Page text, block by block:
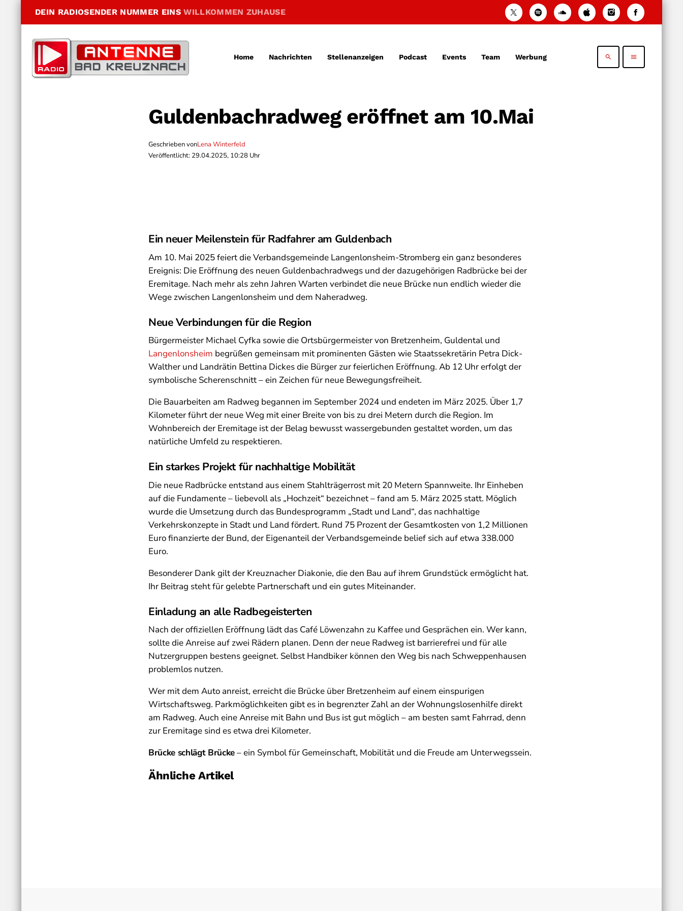
DEIN RADIOSENDER NUMMER EINSWILLKOMMEN ZUHAUSE
Home Nachrichten Stellenanzeigen Podcast Events Team Werbung search menu
Guldenbachradweg eröffnet am 10.Mai
Geschrieben vonLena Winterfeld
Veröffentlicht: 29.04.2025, 10:28 Uhr
Ein neuer Meilenstein für Radfahrer am Guldenbach
Am 10. Mai 2025 feiert die Verbandsgemeinde Langenlonsheim-Stromberg ein ganz besonderes
Ereignis: Die Eröffnung des neuen Guldenbachradwegs und der dazugehörigen Radbrücke bei der
Eremitage. Nach mehr als zehn Jahren Warten verbindet die neue Brücke nun endlich wieder die
Wege zwischen Langenlonsheim und dem Naheradweg.
Neue Verbindungen für die Region
Bürgermeister Michael Cyfka sowie die Ortsbürgermeister von Bretzenheim, Guldental und
Langenlonsheim begrüßen gemeinsam mit prominenten Gästen wie Staatssekretärin Petra Dick-
Walther und Landrätin Bettina Dickes die Bürger zur feierlichen Eröffnung. Ab 12 Uhr erfolgt der
symbolische Scherenschnitt – ein Zeichen für neue Bewegungsfreiheit.
Die Bauarbeiten am Radweg begannen im September 2024 und endeten im März 2025. Über 1,7
Kilometer führt der neue Weg mit einer Breite von bis zu drei Metern durch die Region. Im
Wohnbereich der Eremitage ist der Belag bewusst wassergebunden gestaltet worden, um das
natürliche Umfeld zu respektieren.
Ein starkes Projekt für nachhaltige Mobilität
Die neue Radbrücke entstand aus einem Stahlträgerrost mit 20 Metern Spannweite. Ihr Einheben
auf die Fundamente – liebevoll als „Hochzeit“ bezeichnet – fand am 5. März 2025 statt. Möglich
wurde die Umsetzung durch das Bundesprogramm „Stadt und Land“, das nachhaltige
Verkehrskonzepte in Stadt und Land fördert. Rund 75 Prozent der Gesamtkosten von 1,2 Millionen
Euro finanzierte der Bund, der Eigenanteil der Verbandsgemeinde belief sich auf etwa 338.000
Euro.
Besonderer Dank gilt der Kreuznacher Diakonie, die den Bau auf ihrem Grundstück ermöglicht hat.
Ihr Beitrag steht für gelebte Partnerschaft und ein gutes Miteinander.
Einladung an alle Radbegeisterten
Nach der offiziellen Eröffnung lädt das Café Löwenzahn zu Kaffee und Gesprächen ein. Wer kann,
sollte die Anreise auf zwei Rädern planen. Denn der neue Radweg ist barrierefrei und für alle
Nutzergruppen bestens geeignet. Selbst Handbiker können den Weg bis nach Schweppenhausen
problemlos nutzen.
Wer mit dem Auto anreist, erreicht die Brücke über Bretzenheim auf einem einspurigen
Wirtschaftsweg. Parkmöglichkeiten gibt es in begrenzter Zahl an der Wohnungslosenhilfe direkt
am Radweg. Auch eine Anreise mit Bahn und Bus ist gut möglich – am besten samt Fahrrad, denn
zur Eremitage sind es etwa drei Kilometer.
Brücke schlägt Brücke– ein Symbol für Gemeinschaft, Mobilität und die Freude am Unterwegssein.
Ähnliche Artikel